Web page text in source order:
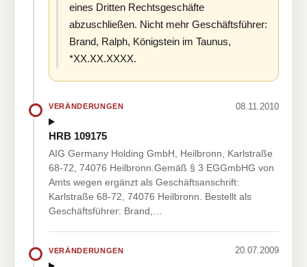
eines Dritten Rechtsgeschäfte
abzuschließen. Nicht mehr Geschäftsführer:
Brand, Ralph, Königstein im Taunus,
*XX.XX.XXXX.
VERÄNDERUNGEN 08.11.2010
HRB 109175
AIG Germany Holding GmbH, Heilbronn, Karlstraße
68-72, 74076 Heilbronn.Gemäß § 3 EGGmbHG von
Amts wegen ergänzt als Geschäftsanschrift:
Karlstraße 68-72, 74076 Heilbronn. Bestellt als
Geschäftsführer: Brand,…
VERÄNDERUNGEN 20.07.2009